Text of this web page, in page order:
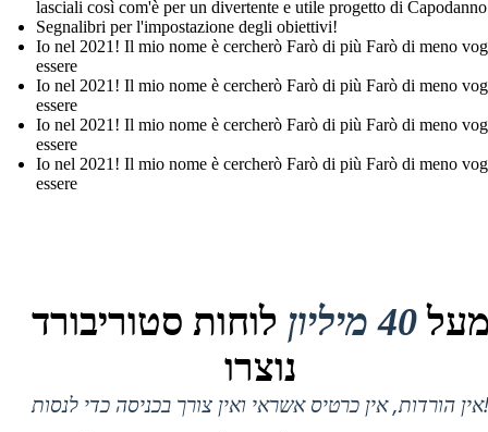
lasciali così com'è per un divertente e utile progetto di
Segnalibri per l'impostazione degli obiettivi!
Io nel 2021! Il mio nome è cercherò Farò di più Farò di meno
essere
Io nel 2021! Il mio nome è cercherò Farò di più Farò di meno
essere
Io nel 2021! Il mio nome è cercherò Farò di più Farò di meno
essere
Io nel 2021! Il mio nome è cercherò Farò di più Farò di meno
essere
40 מיליון
לוחות סטוריבורד
נוצרו
אין הורדות, אין כרטיס אשראי ואין צורך בכניסה כדי לנסות!